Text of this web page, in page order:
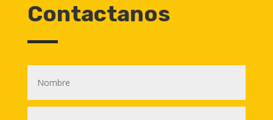
Contactanos